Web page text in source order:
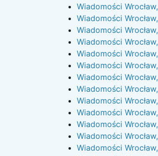
Wiadomości Wrocław,
Wiadomości Wrocław,
Wiadomości Wrocław,
Wiadomości Wrocław,
Wiadomości Wrocław,
Wiadomości Wrocław,
Wiadomości Wrocław,
Wiadomości Wrocław,
Wiadomości Wrocław,
Wiadomości Wrocław,
Wiadomości Wrocław,
Wiadomości Wrocław,
Wiadomości Wrocław,